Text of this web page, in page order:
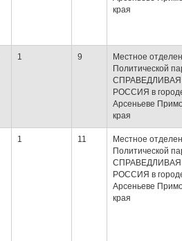
края
1 9
Местное
Политической
СПРАВЕДЛИВАЯ
РОССИЯ в
Арсеньеве
края
1 11
Местное
Политической
СПРАВЕДЛИВАЯ
РОССИЯ в
Арсеньеве
края